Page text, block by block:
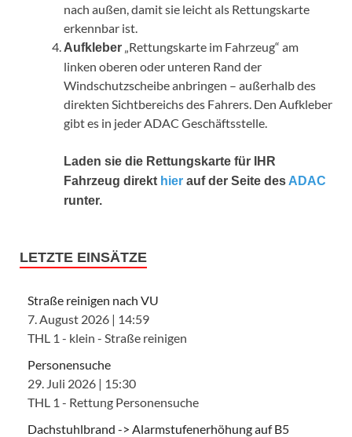
nach außen, damit sie leicht als Rettungskarte
erkennbar ist.
Aufkleber „Rettungskarte im Fahrzeug“ am
linken oberen oder unteren Rand der
Windschutzscheibe anbringen – außerhalb des
direkten Sichtbereichs des Fahrers. Den Aufkleber
gibt es in jeder ADAC Geschäftsstelle.
Laden sie die Rettungskarte für IHR
Fahrzeug direkt hier auf der Seite des ADAC
runter.
LETZTE EINSÄTZE
Straße reinigen nach VU
7. August 2026 | 14:59
THL 1 - klein - Straße reinigen
Personensuche
29. Juli 2026 | 15:30
THL 1 - Rettung Personensuche
Dachstuhlbrand -> Alarmstufenerhöhung auf B5